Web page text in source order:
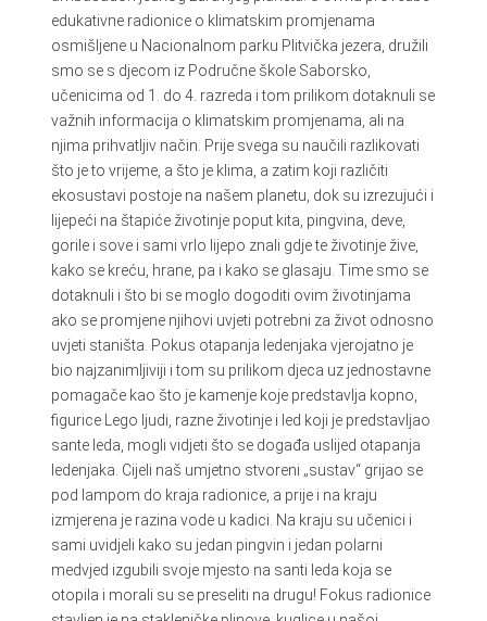
edukativne radionice o klimatskim promjenama
osmišljene u Nacionalnom parku Plitvička jezera, družili
smo se s djecom iz Područne škole Saborsko,
učenicima od 1. do 4. razreda i tom prilikom dotaknuli se
važnih informacija o klimatskim promjenama, ali na
njima prihvatljiv način. Prije svega su naučili razlikovati
što je to vrijeme, a što je klima, a zatim koji različiti
ekosustavi postoje na našem planetu, dok su izrezujući i
lijepeći na štapiće životinje poput kita, pingvina, deve,
gorile i sove i sami vrlo lijepo znali gdje te životinje žive,
kako se kreću, hrane, pa i kako se glasaju. Time smo se
dotaknuli i što bi se moglo dogoditi ovim životinjama
ako se promjene njihovi uvjeti potrebni za život odnosno
uvjeti staništa. Pokus otapanja ledenjaka vjerojatno je
bio najzanimljiviji i tom su prilikom djeca uz jednostavne
pomagače kao što je kamenje koje predstavlja kopno,
figurice Lego ljudi, razne životinje i led koji je predstavljao
sante leda, mogli vidjeti što se događa uslijed otapanja
ledenjaka. Cijeli naš umjetno stvoreni „sustav“ grijao se
pod lampom do kraja radionice, a prije i na kraju
izmjerena je razina vode u kadici. Na kraju su učenici i
sami uvidjeli kako su jedan pingvin i jedan polarni
medvjed izgubili svoje mjesto na santi leda koja se
otopila i morali su se preseliti na drugu! Fokus radionice